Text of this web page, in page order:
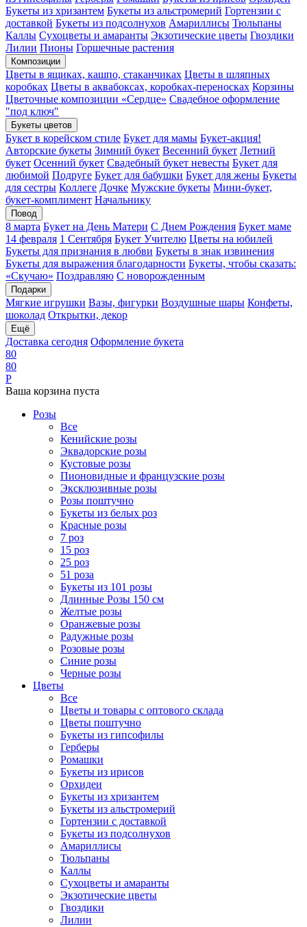
Букеты из хризантем Букеты из альстромерий Гортензии с
доставкой Букеты из подсолнухов Амариллисы Тюльпаны
Каллы Сухоцветы и амаранты Экзотические цветы Гвоздики
Лилии Пионы Горшечные растения
Композиции
Цветы в ящиках, кашпо, стаканчиках Цветы в шляпных
коробках Цветы в аквабоксах, коробках-переносках Корзины
Цветочные композиции «Сердце» Свадебное оформление
"под ключ"
Букеты цветов
Букет в корейском стиле Букет для мамы Букет-акция!
Авторские букеты Зимний букет Весенний букет Летний
букет Осенний букет Свадебный букет невесты Букет для
любимой Подруге Букет для бабушки Букет для жены Букеты
для сестры Коллеге Дочке Мужские букеты Мини-букет,
букет-комплимент Начальнику
Повод
8 марта Букет на День Матери С Днем Рождения Букет маме
14 февраля 1 Сентября Букет Учителю Цветы на юбилей
Букеты для признания в любви Букеты в знак извинения
Букеты для выражения благодарности Букеты, чтобы сказать:
«Скучаю» Поздравляю С новорожденным
Подарки
Мягкие игрушки Вазы, фигурки Воздушные шары Конфеты,
шоколад Открытки, декор
Ещё
Доставка сегодня Оформление букета
80
80
Р
Ваша корзина пуста
Розы
Все
Кенийские розы
Эквадорские розы
Кустовые розы
Пионовидные и французские розы
Эксклюзивные розы
Розы поштучно
Букеты из белых роз
Красные розы
7 роз
15 роз
25 роз
51 роза
Букеты из 101 розы
Длинные Розы 150 см
Желтые розы
Оранжевые розы
Радужные розы
Розовые розы
Синие розы
Черные розы
Цветы
Все
Цветы и товары с оптового склада
Цветы поштучно
Букеты из гипсофилы
Герберы
Ромашки
Букеты из ирисов
Орхидеи
Букеты из хризантем
Букеты из альстромерий
Гортензии с доставкой
Букеты из подсолнухов
Амариллисы
Тюльпаны
Каллы
Сухоцветы и амаранты
Экзотические цветы
Гвоздики
Лилии